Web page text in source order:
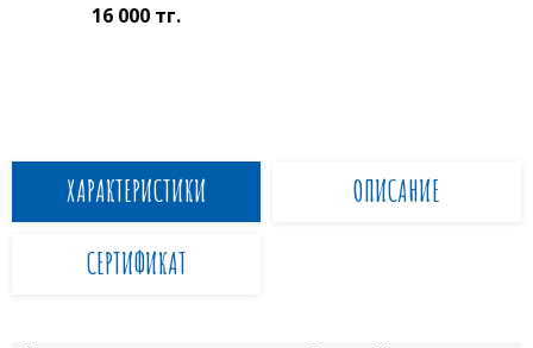
16 000 тг.
ХАРАКТЕРИСТИКИ
ОПИСАНИЕ
СЕРТИФИКАТ